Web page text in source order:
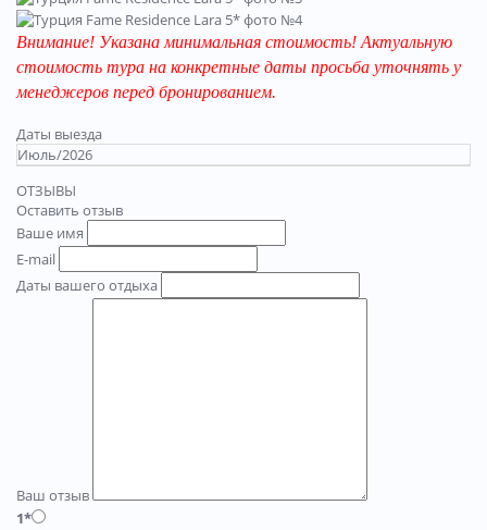
Внимание! Указана минимальная стоимость! Актуальную
стоимость тура на конкретные даты просьба уточнять у
менеджеров перед бронированием.
Даты выезда
Июль/2026
ОТЗЫВЫ
Оставить отзыв
Ваше имя
E-mail
Даты вашего отдыха
Ваш отзыв
1*